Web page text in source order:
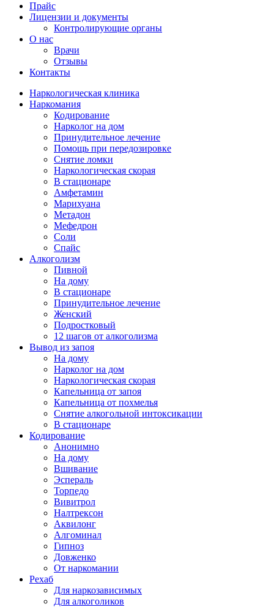
Прайс
Лицензии и документы
Контролирующие органы
О нас
Врачи
Отзывы
Контакты
Наркологическая клиника
Наркомания
Кодирование
Нарколог на дом
Принудительное лечение
Помощь при передозировке
Снятие ломки
Наркологическая скорая
В стационаре
Амфетамин
Марихуана
Метадон
Мефедрон
Соли
Спайс
Алкоголизм
Пивной
На дому
В стационаре
Принудительное лечение
Женский
Подростковый
12 шагов от алкоголизма
Вывод из запоя
На дому
Нарколог на дом
Наркологическая скорая
Капельница от запоя
Капельница от похмелья
Снятие алкогольной интоксикации
В стационаре
Кодирование
Анонимно
На дому
Вшивание
Эспераль
Торпедо
Вивитрол
Налтрексон
Аквилонг
Алгоминал
Гипноз
Довженко
От наркомании
Рехаб
Для наркозависимых
Для алкоголиков